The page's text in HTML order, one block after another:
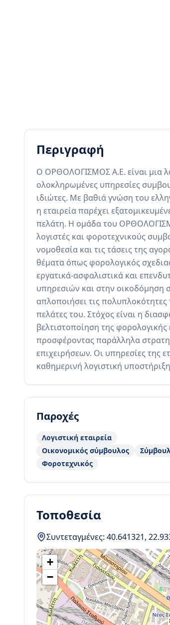
Περιγραφή
Ο ΟΡΘΟΛΟΓΙΣΜΟΣ Α.Ε. είναι μια
ολοκληρωμένες υπηρεσίες
ιδιώτες. Με βαθιά γνώση του
η εταιρεία παρέχει
πελάτη. Η ομάδα του
λογιστές και φοροτεχνικούς
νομοθεσία και τις τάσεις της
θέματα όπως φορολογικός
εργατικά-ασφαλιστικά και
υπηρεσιών και στην
απλοποιήσει τις
πελάτες του. Στόχος είναι η
βελτιστοποίηση της
προσφέροντας παράλληλα
επιχειρήσεων. Οι υπηρεσίες της
καθημερινή λογιστική
Παροχές
Λογιστική εταιρεία
Οικονομικός σύμβουλος
Φοροτεχνικός
Τοποθεσία
Συντεταγμένες: 40.641321,
+
−